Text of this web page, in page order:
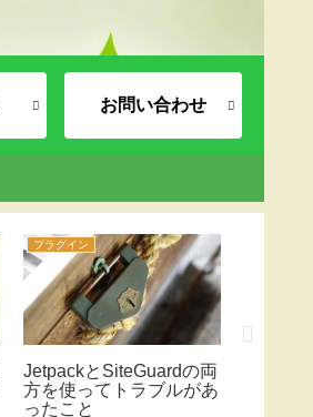
お問い合わせ
プラグイン
JetpackとSiteGuardの両
方を使ってトラブルがあ
ったこと